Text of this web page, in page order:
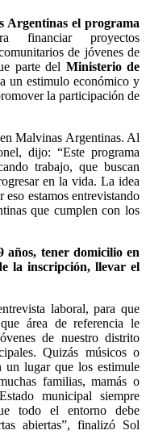
Argentinas el programa
financiar proyectos
de jóvenes de
parte del Ministerio de
un estimulo económico y
la participación de
Malvinas Argentinas. Al
dijo: “Este programa
trabajo, que buscan
en la vida. La idea
estamos entrevistando
que cumplen con los
años, tener domicilio en
la inscripción, llevar el
laboral, para que
área de referencia le
de nuestro distrito
Quizás músicos o
un lugar que los estimule
familias, mamás o
municipal siempre
todo el entorno debe
abiertas”, finalizó Sol